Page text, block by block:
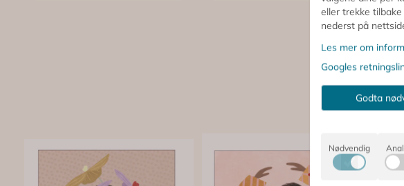
eller trekke
nederst på
Les mer om
Googles
Godta
Nødvendig